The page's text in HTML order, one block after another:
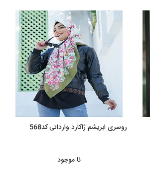
روسری ابریشم ژاکارد وارداتی کد568
نا موجود